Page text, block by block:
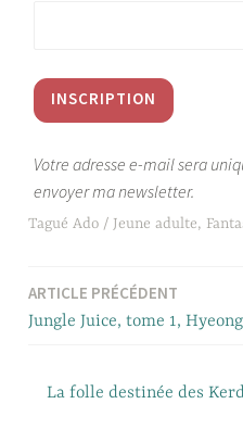
Votre adresse e-mail sera
envoyer ma newsletter.
TaguéAdo / Jeune adulte,
Navigation
de
ARTICLE PRÉCÉDENT
Jungle Juice, tome 1,
La folle destinée des